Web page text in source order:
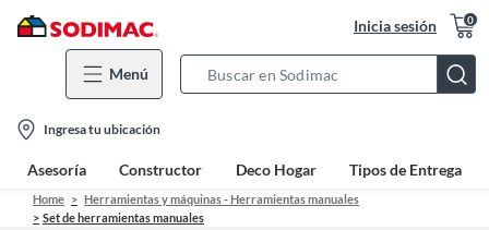
Inicia sesión 0
Menú
Bar
location-
icon
Ingresa tu ubicación
Asesoría Constructor Deco Hogar Tipos de Entrega
Home
Herramientas y máquinas - Herramientas manuales
Set de herramientas manuales